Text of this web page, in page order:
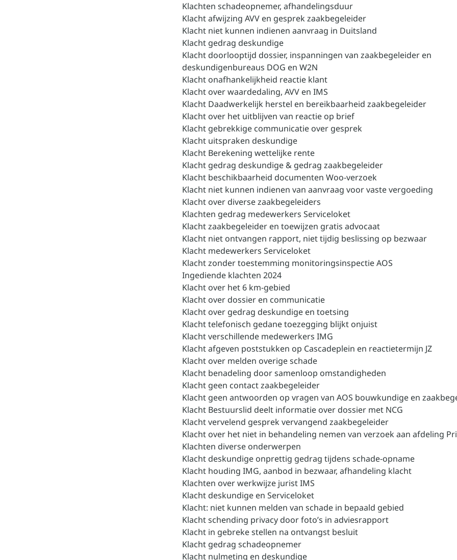
Klachten schadeopnemer, afhandelingsduur
Klacht afwijzing AVV en gesprek zaakbegeleider
Klacht niet kunnen indienen aanvraag in Duitsland
Klacht gedrag deskundige
Klacht doorlooptijd dossier, inspanningen van zaakbegeleider en
deskundigenbureaus DOG en W2N
Klacht onafhankelijkheid reactie klant
Klacht over waardedaling, AVV en IMS
Klacht Daadwerkelijk herstel en bereikbaarheid zaakbegeleider
Klacht over het uitblijven van reactie op brief
Klacht gebrekkige communicatie over gesprek
Klacht uitspraken deskundige
Klacht Berekening wettelijke rente
Klacht gedrag deskundige & gedrag zaakbegeleider
Klacht beschikbaarheid documenten Woo-verzoek
Klacht niet kunnen indienen van aanvraag voor vaste vergoeding
Klacht over diverse zaakbegeleiders
Klachten gedrag medewerkers Serviceloket
Klacht zaakbegeleider en toewijzen gratis advocaat
Klacht niet ontvangen rapport, niet tijdig beslissing op bezwaar
Klacht medewerkers Serviceloket
Klacht zonder toestemming monitoringsinspectie AOS
Ingediende klachten 2024
Klacht over het 6 km-gebied
Klacht over dossier en communicatie
Klacht over gedrag deskundige en toetsing
Klacht telefonisch gedane toezegging blijkt onjuist
Klacht verschillende medewerkers IMG
Klacht afgeven poststukken op Cascadeplein en reactietermijn JZ
Klacht over melden overige schade
Klacht benadeling door samenloop omstandigheden
Klacht geen contact zaakbegeleider
Klacht geen antwoorden op vragen van AOS bouwkundige en
Klacht Bestuurslid deelt informatie over dossier met NCG
Klacht vervelend gesprek vervangend zaakbegeleider
Klacht over het niet in behandeling nemen van verzoek aan afdeling
Klachten diverse onderwerpen
Klacht deskundige onprettig gedrag tijdens schade-opname
Klacht houding IMG, aanbod in bezwaar, afhandeling klacht
Klachten over werkwijze jurist IMS
Klacht deskundige en Serviceloket
Klacht: niet kunnen melden van schade in bepaald gebied
Klacht schending privacy door foto’s in adviesrapport
Klacht in gebreke stellen na ontvangst besluit
Klacht gedrag schadeopnemer
Klacht nulmeting en deskundige